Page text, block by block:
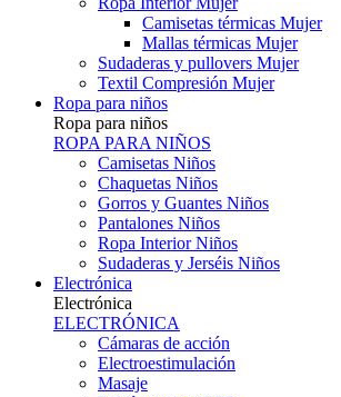
Camisetas térmicas Mujer
Mallas térmicas Mujer
Sudaderas y pullovers Mujer
Textil Compresión Mujer
Ropa para niños
Ropa para niños
ROPA PARA NIÑOS
Camisetas Niños
Chaquetas Niños
Gorros y Guantes Niños
Pantalones Niños
Ropa Interior Niños
Sudaderas y Jerséis Niños
Electrónica
Electrónica
ELECTRÓNICA
Cámaras de acción
Electroestimulación
Masaje